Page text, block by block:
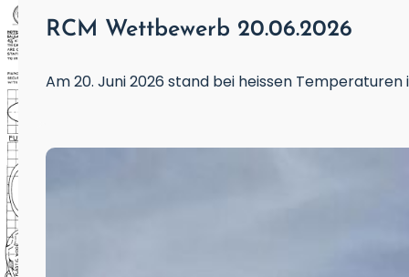
RCM Wettbewerb 20.06.2026
Am 20. Juni 2026 stand bei heissen Temperaturen